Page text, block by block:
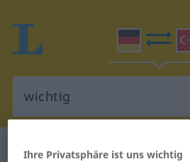
Deutsch-Türkisch Wörterbuch
Ihre Privatsphäre ist uns wichtig